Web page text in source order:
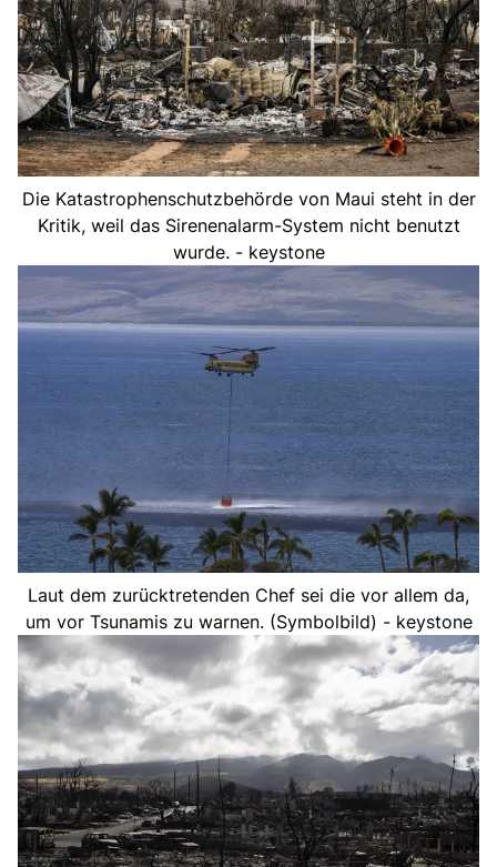
Die Katastrophenschutzbehörde von Maui steht in der
Kritik, weil das Sirenenalarm-System nicht benutzt
wurde. - keystone
Laut dem zurücktretenden Chef sei die vor allem da,
um vor Tsunamis zu warnen. (Symbolbild) - keystone